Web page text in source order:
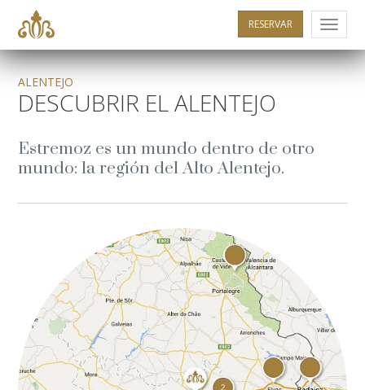
Menu
RESERVAR
ALENTEJO
DESCUBRIR EL ALENTEJO
Estremoz es un mundo dentro de otro
mundo: la región del Alto Alentejo.